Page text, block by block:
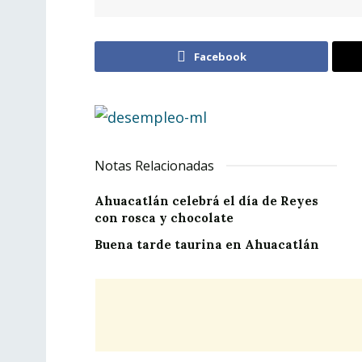
Facebook
Notas Relacionadas
Ahuacatlán celebrá el día de Reyes
con rosca y chocolate
Buena tarde taurina en Ahuacatlán